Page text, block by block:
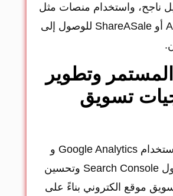
ناجح، واستخدام منصات مثل
Amazon Associates أو ShareASale للوصول إلى
المستمر وتطوير
تسويق
متابعة أداء الموقع باستخدام Google Analytics و
قوقل سيرش كونسول Search Console وتحسين
موقع الكتروني بناءً على